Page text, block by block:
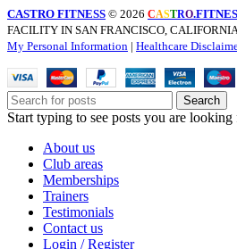
CASTRO FITNESS © 2026 CASTRO
FACILITY IN SAN FRANCISCO, CALIFORNIA.
My Personal Information | Healthcare
Search
Start typing to see posts you are looking
About us
Club areas
Memberships
Trainers
Testimonials
Contact us
Login / Register